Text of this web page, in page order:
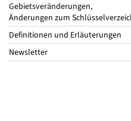
Gebietsveränderungen,
Änderungen zum
Definitionen und Erläuterungen
Newsletter